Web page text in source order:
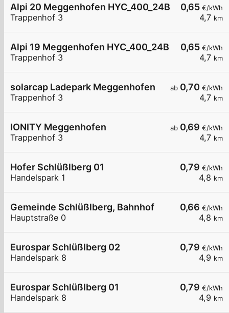
0,65 €/kWh
4,7 km
Alpi 20 Meggenhofen HYC_400_24BZ0434D
Trappenhof 3
0,65 €/kWh
4,7 km
Alpi 19 Meggenhofen HYC_400_24BZ0427D
Trappenhof 3
ab 0,70 €/kWh
4,7 km
solarcap Ladepark Meggenhofen
Trappenhof 3
ab 0,69 €/kWh
4,7 km
IONITY Meggenhofen
Trappenhof 3
0,79 €/kWh
4,8 km
Hofer Schlüßlberg 01
Handelspark 1
0,66 €/kWh
4,8 km
Gemeinde Schlüßlberg, Bahnhof
Hauptstraße 0
0,79 €/kWh
4,9 km
Eurospar Schlüßlberg 02
Handelspark 8
0,79 €/kWh
4,9 km
Eurospar Schlüßlberg 01
Handelspark 8